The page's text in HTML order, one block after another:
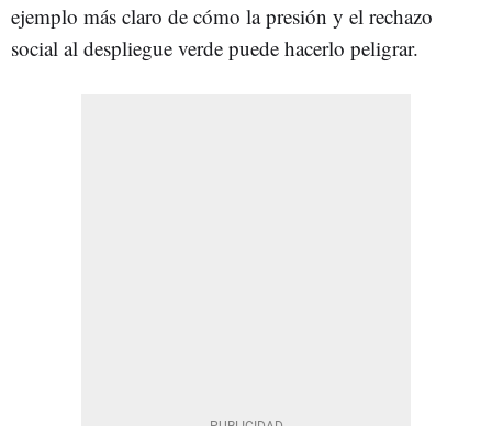
ejemplo más claro de cómo la presión y el rechazo
social al despliegue verde puede hacerlo peligrar.